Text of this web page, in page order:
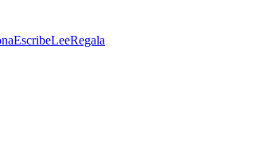
EscribeLeeRegala